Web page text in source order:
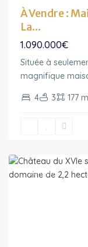
À Vendre :
La...
1.090.000€
Située à
magnifique
4 3 177 m
Featured